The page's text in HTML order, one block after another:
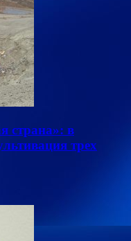
страна»: в
трех